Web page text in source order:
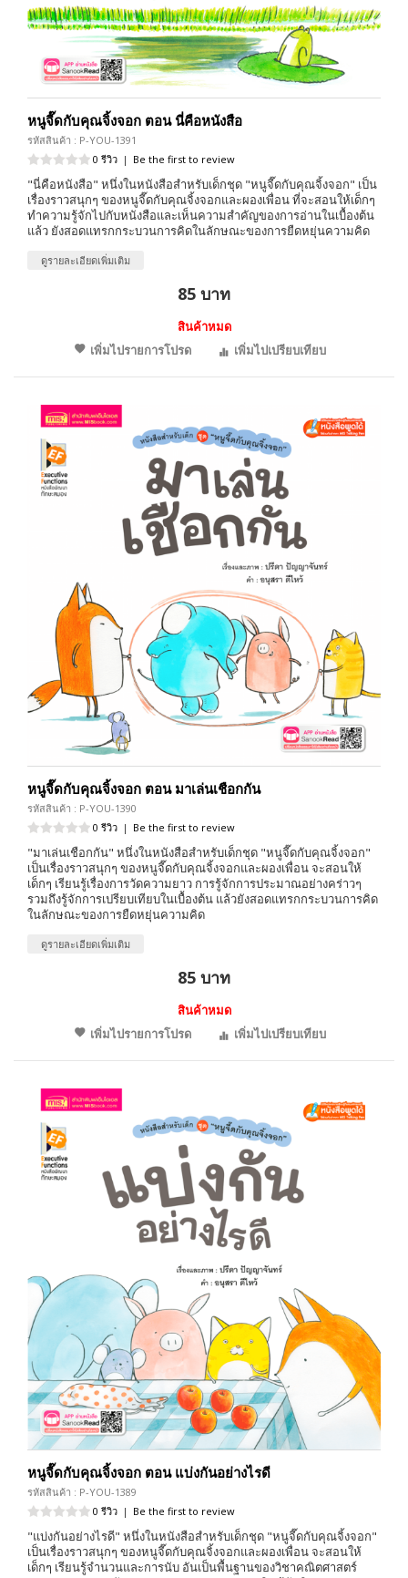
หนูจี๊ดกับคุณจิ้งจอก ตอน นี่คือหนังสือ
รหัสสินค้า : P-YOU-1391
0 รีวิว | Be the first to review
"นี่คือหนังสือ" หนึ่งในหนังสือสำหรับเด็กชุด "หนูจี๊ดกับคุณจิ้งจอก" เป็น
เรื่องราวสนุกๆ ของหนูจี๊ดกับคุณจิ้งจอกและผองเพื่อน ที่จะสอนให้เด็กๆ
ทำความรู้จักไปกับหนังสือและเห็นความสำคัญของการอ่านในเบื้องต้น
แล้ว ยังสอดแทรกกระบวนการคิดในลักษณะของการยืดหยุ่นความคิด
ดูรายละเอียดเพิ่มเติม
85 บาท
สินค้าหมด
เพิ่มไปรายการโปรด
เพิ่มไปเปรียบเทียบ
หนูจี๊ดกับคุณจิ้งจอก ตอน มาเล่นเชือกกัน
รหัสสินค้า : P-YOU-1390
0 รีวิว | Be the first to review
"มาเล่นเชือกกัน" หนึ่งในหนังสือสำหรับเด็กชุด "หนูจี๊ดกับคุณจิ้งจอก"
เป็นเรื่องราวสนุกๆ ของหนูจี๊ดกับคุณจิ้งจอกและผองเพื่อน จะสอนให้
เด็กๆ เรียนรู้เรื่องการวัดความยาว การรู้จักการประมาณอย่างคร่าวๆ
รวมถึงรู้จักการเปรียบเทียบในเบื้องต้น แล้วยังสอดแทรกกระบวนการคิด
ในลักษณะของการยืดหยุ่นความคิด
ดูรายละเอียดเพิ่มเติม
85 บาท
สินค้าหมด
เพิ่มไปรายการโปรด
เพิ่มไปเปรียบเทียบ
หนูจี๊ดกับคุณจิ้งจอก ตอน แบ่งกันอย่างไรดี
รหัสสินค้า : P-YOU-1389
0 รีวิว | Be the first to review
"แบ่งกันอย่างไรดี" หนึ่งในหนังสือสำหรับเด็กชุด "หนูจี๊ดกับคุณจิ้งจอก"
เป็นเรื่องราวสนุกๆ ของหนูจี๊ดกับคุณจิ้งจอกและผองเพื่อน จะสอนให้
เด็กๆ เรียนรู้จำนวนและการนับ อันเป็นพื้นฐานของวิชาคณิตศาสตร์